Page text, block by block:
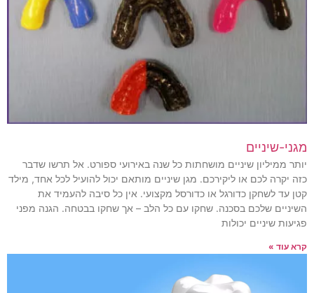
מגני-שיניים
יותר ממיליון שיניים מושחתות כל שנה באירועי ספורט. אל תרשו שדבר
כזה יקרה לכם או ליקירכם. מגן שיניים מותאם יכול להועיל לכל אחד, מילד
קטן עד לשחקן כדורגל או כדורסל מקצועי. אין כל סיבה להעמיד את
השיניים שלכם בסכנה. שחקו עם כל הלב – אך שחקו בבטחה. הגנה מפני
פגיעות שיניים יכולות
קרא עוד »